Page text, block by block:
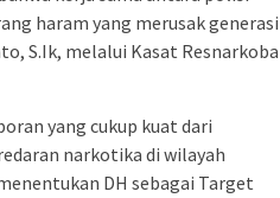
haram yang merusak generasi
S.Ik, melalui Kasat Resnarkoba
yang cukup kuat dari
narkotika di wilayah
DH sebagai Target